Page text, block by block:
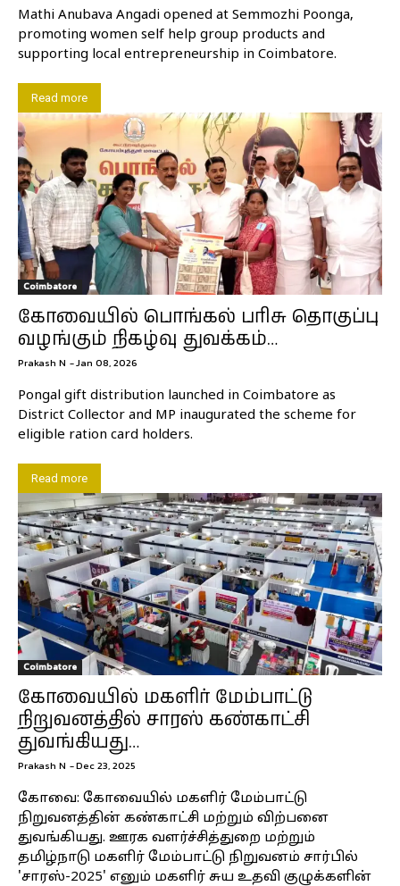
Mathi Anubava Angadi opened at Semmozhi Poonga,
promoting women self help group products and
supporting local entrepreneurship in Coimbatore.
Read more
Coimbatore
கோவையில் பொங்கல் பரிசு தொகுப்பு
வழங்கும் நிகழ்வு துவக்கம்…
Prakash N -Jan 08, 2026
Pongal gift distribution launched in Coimbatore as
District Collector and MP inaugurated the scheme for
eligible ration card holders.
Read more
Coimbatore
கோவையில் மகளிர் மேம்பாட்டு
நிறுவனத்தில் சாரஸ் கண்காட்சி
துவங்கியது…
Prakash N -Dec 23, 2025
கோவை: கோவையில் மகளிர் மேம்பாட்டு
நிறுவனத்தின் கண்காட்சி மற்றும் விற்பனை
துவங்கியது. ஊரக வளர்ச்சித்துறை மற்றும்
தமிழ்நாடு மகளிர் மேம்பாட்டு நிறுவனம் சார்பில்
'சாரஸ்-2025' எனும் மகளிர் சுய உதவி குழுக்களின்